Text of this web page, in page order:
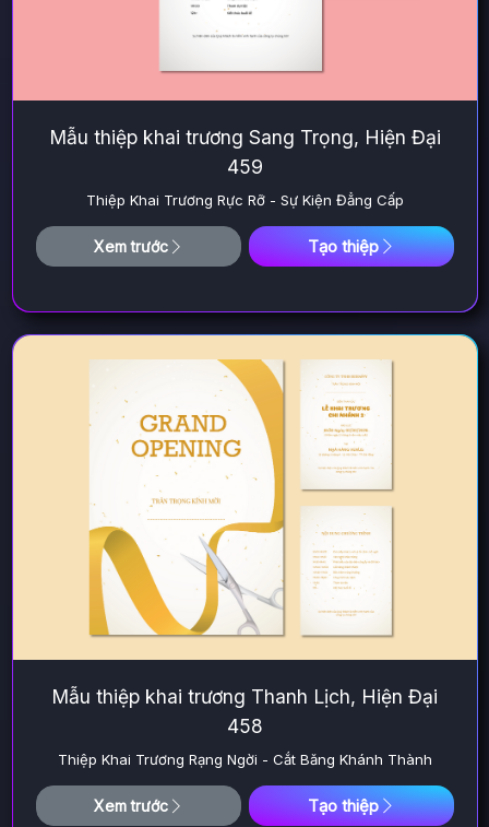
Mẫu thiệp khai trương Sang Trọng, Hiện Đại
459
Thiệp Khai Trương Rực Rỡ - Sự Kiện Đẳng Cấp
Xem trước Tạo thiệp
Mẫu thiệp khai trương Thanh Lịch, Hiện Đại
458
Thiệp Khai Trương Rạng Ngời - Cắt Băng Khánh Thành
Xem trước Tạo thiệp